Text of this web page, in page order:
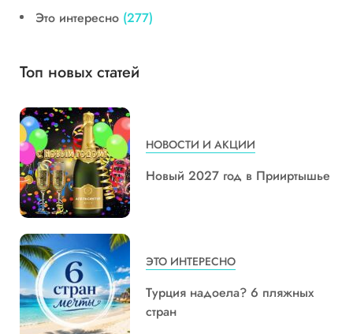
Это интересно (277)
Топ новых статей
НОВОСТИ И АКЦИИ
Новый 2027 год в Прииртышье
ЭТО ИНТЕРЕСНО
Турция надоела? 6 пляжных
стран